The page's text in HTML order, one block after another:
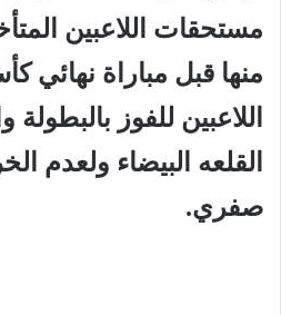
مستحقات اللاعبين
منها قبل مباراة نهائي
اللاعبين للفوز بالبطولة
القلعه البيضاء ولعدم
صفري.